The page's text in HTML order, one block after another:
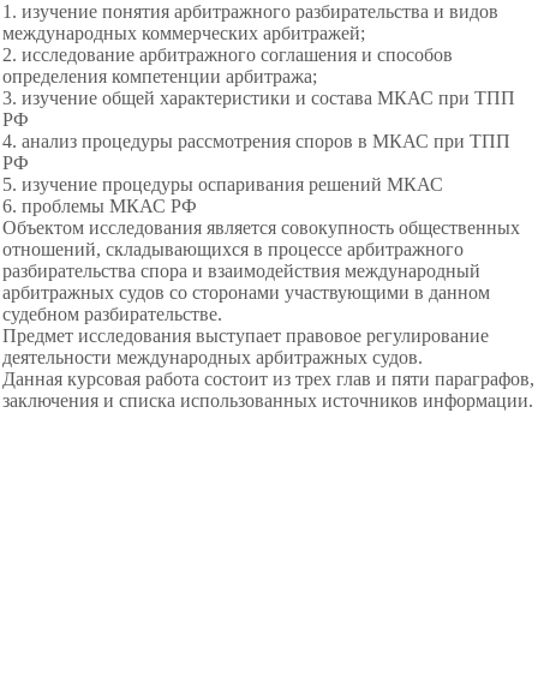
1. изучение понятия арбитражного разбирательства и видов
международных коммерческих арбитражей;
2. исследование арбитражного соглашения и способов
определения компетенции арбитража;
3. изучение общей характеристики и состава МКАС при ТПП
РФ
4. анализ процедуры рассмотрения споров в МКАС при ТПП
РФ
5. изучение процедуры оспаривания решений МКАС
6. проблемы МКАС РФ
Объектом исследования является совокупность общественных
отношений, складывающихся в процессе арбитражного
разбирательства спора и взаимодействия международный
арбитражных судов со сторонами участвующими в данном
судебном разбирательстве.
Предмет исследования выступает правовое регулирование
деятельности международных арбитражных судов.
Данная курсовая работа состоит из трех глав и пяти параграфов,
заключения и списка использованных источников информации.